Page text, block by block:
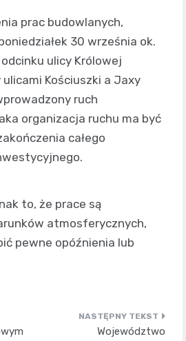
prac budowlanych,
30 września ok.
ulicy Królowej
Kościuszki a Jaxy
ruch
organizacja ruchu ma być
całego
to, że prace są
atmosferycznych,
pewne opóźnienia lub
Województwo